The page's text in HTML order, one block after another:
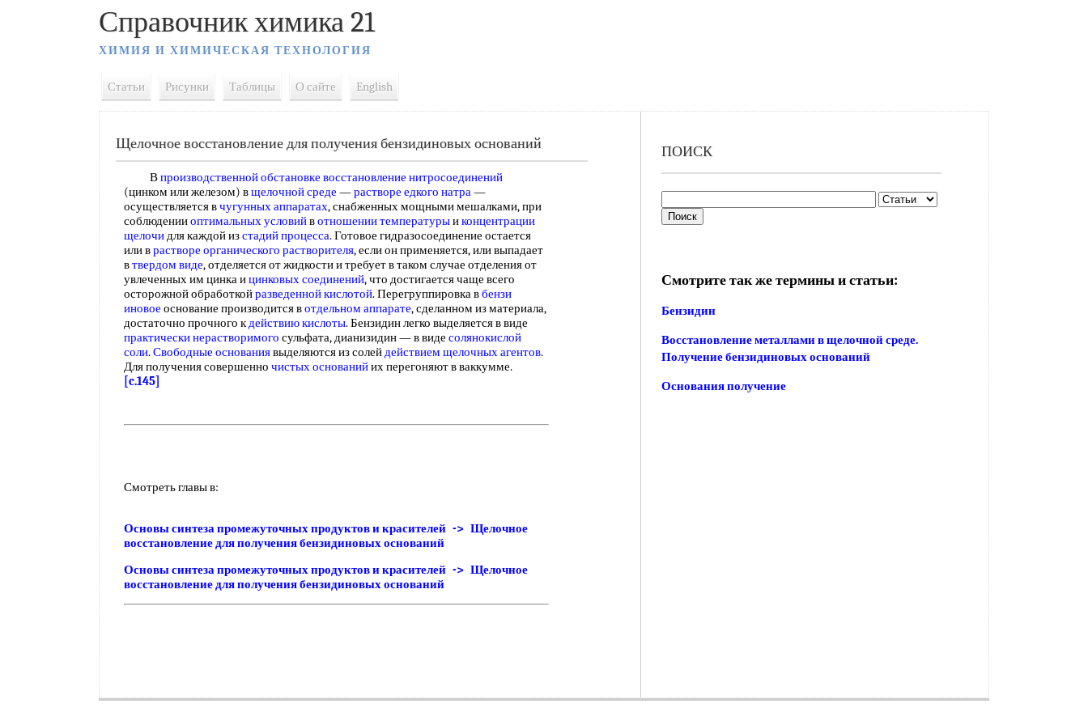
Справочник химика 21
ХИМИЯ И ХИМИЧЕСКАЯ ТЕХНОЛОГИЯ
Статьи Рисунки Таблицы О сайте English
Щелочное восстановление для получения бензидиновых оснований
Впроизводственной обстановке восстановление нитросоединений
(цинком или железом) вщелочной среде —растворе едкого натра—
осуществляется вчугунных аппаратах, снабженных мощными мешалками, при
соблюденииоптимальных условийвотношении температурыиконцентрации
щелочидля каждой изстадий процесса. Готовое гидразосоединение остается
или врастворе органического растворителя, если он применяется, или выпадает
втвердом виде, отделяется от жидкости и требует в таком случае отделения от
увлеченных им цинка ицинковых соединений, что достигается чаще всего
осторожной обработкойразведенной кислотой. Перегруппировка вбензи
иновое основание производится вотдельном аппарате, сделанном из материала,
достаточно прочного кдействию кислоты. Бензидин легко выделяется в виде
практически нерастворимого сульфата, дианизидин — в виде солянокислой
соли.Свободные основаниявыделяются из солейдействием щелочных агентов.
Для получения совершенно чистых основанийих перегоняют в ваккумме.
[c.145]
Смотреть главы в:
Основы синтеза промежуточных продуктов и красителей -> Щелочное
восстановление для получения бензидиновых оснований
Основы синтеза промежуточных продуктов и красителей -> Щелочное
восстановление для получения бензидиновых оснований
ПОИСК
Смотрите так же термины и статьи:
Бензидин
Восстановление металлами в щелочной среде.
Получение бензидиновых оснований
Основания получение